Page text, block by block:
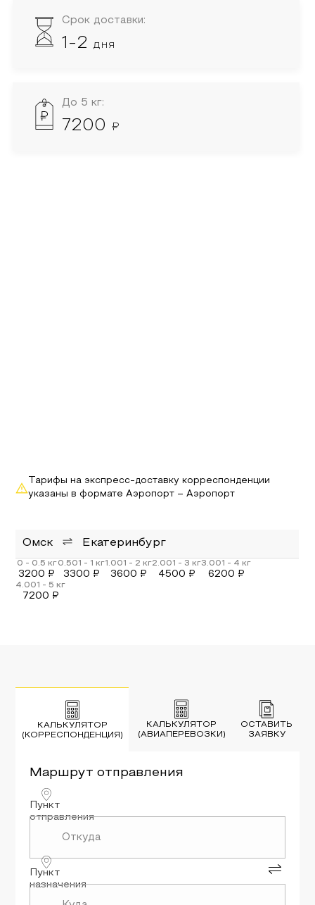
Срок доставки:
1-2 дня
До 5 кг:
7200 ₽
Тарифы на экспресс-доставку корреспонденции
указаны в формате Аэропорт – Аэропорт
Омск Екатеринбург
3200 ₽ 3300 ₽ 3600 ₽ 4500 ₽ 6200 ₽
7200 ₽
КАЛЬКУЛЯТОР
(КОРРЕСПОНДЕНЦИЯ)
КАЛЬКУЛЯТОР
(АВИАПЕРЕВОЗКИ)
ОСТАВИТЬ
ЗАЯВКУ
Маршрутотправления
Пункт
отправления
Пункт
назначения